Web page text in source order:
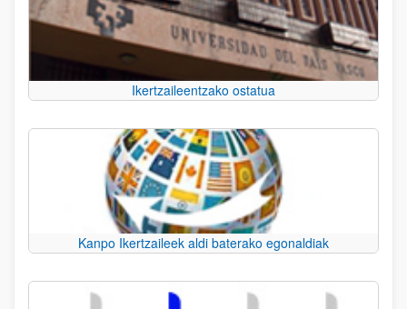
Ikertzaileentzako ostatua
Kanpo Ikertzaileek aldi baterako egonaldiak